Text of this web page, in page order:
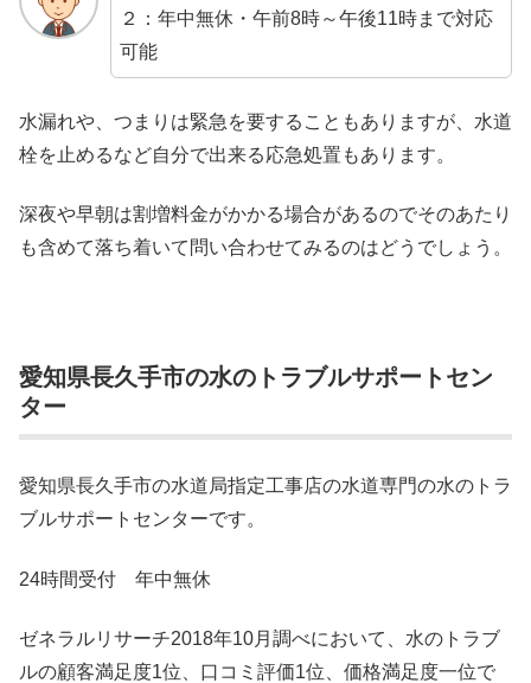
２：年中無休・午前8時～午後11時まで対応
可能
水漏れや、つまりは緊急を要することもありますが、水道
栓を止めるなど自分で出来る応急処置もあります。
深夜や早朝は割増料金がかかる場合があるのでそのあたり
も含めて落ち着いて問い合わせてみるのはどうでしょう。
愛知県長久手市の水のトラブルサポートセン
ター
愛知県長久手市の水道局指定工事店の水道専門の水のトラ
ブルサポートセンターです。
24時間受付 年中無休
ゼネラルリサーチ2018年10月調べにおいて、水のトラブ
ルの顧客満足度1位、口コミ評価1位、価格満足度一位で